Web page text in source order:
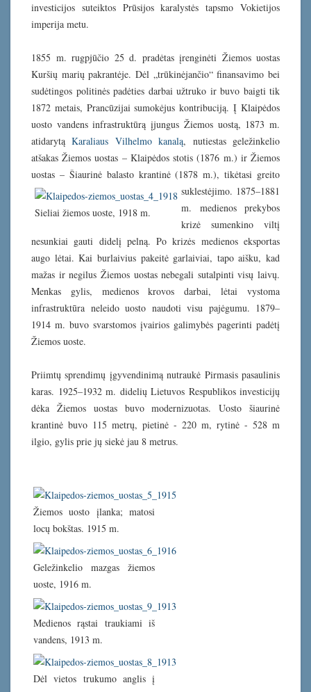
investicijos suteiktos Prūsijos karalystės tapsmo Vokietijos
imperija metu.
1855 m. rugpjūčio 25 d. pradėtas įrenginėti Žiemos uostas
Kuršių marių pakrantėje. Dėl „trūkinėjančio“ finansavimo bei
sudėtingos politinės padėties darbai užtruko ir buvo baigti tik
1872 metais, Prancūzijai sumokėjus kontribuciją. Į Klaipėdos
uosto vandens infrastruktūrą įjungus Žiemos uostą, 1873 m.
atidarytąKaraliaus Vilhelmo kanalą, nutiestas geležinkelio
atšakas Žiemos uostas – Klaipėdos stotis (1876 m.) ir Žiemos
uostas – Šiaurinė balasto krantinė (1878 m.), tikėtasi greito
Sieliai žiemos uoste, 1918 m.
suklestėjimo. 1875–1881
m. medienos prekybos
krizė sumenkino viltį
nesunkiai gauti didelį pelną. Po krizės medienos eksportas
augo lėtai. Kai burlaivius pakeitė garlaiviai, tapo aišku, kad
mažas ir negilus Žiemos uostas nebegali sutalpinti visų laivų.
Menkas gylis, medienos krovos darbai, lėtai vystoma
infrastruktūra neleido uosto naudoti visu pajėgumu. 1879–
1914 m. buvo svarstomos įvairios galimybės pagerinti padėtį
Žiemos uoste.
Priimtų sprendimų įgyvendinimą nutraukė Pirmasis pasaulinis
karas. 1925–1932 m. didelių Lietuvos Respublikos investicijų
dėka Žiemos uostas buvo modernizuotas. Uosto šiaurinė
krantinė buvo 115 metrų, pietinė - 220 m, rytinė - 528 m
ilgio, gylis prie jų siekė jau 8 metrus.
Žiemos uosto įlanka; matosi
locų bokštas. 1915 m.
Geležinkelio mazgas žiemos
uoste, 1916 m.
Medienos rąstai traukiami iš
vandens, 1913 m.
Dėl vietos trukumo anglis į